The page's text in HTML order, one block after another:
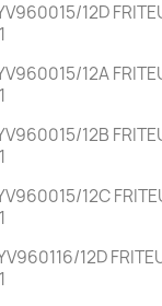
12D
12A
12B
12C
12D